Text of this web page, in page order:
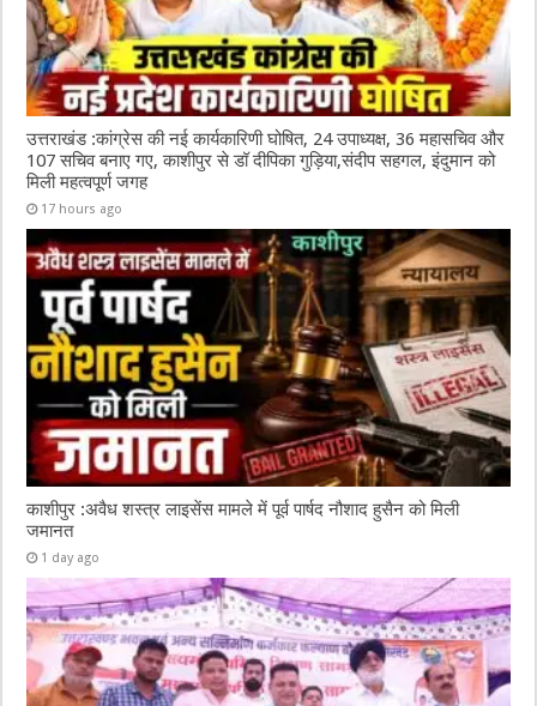
उत्तराखंड :कांग्रेस की नई कार्यकारिणी घोषित, 24 उपाध्यक्ष, 36 महासचिव और
107 सचिव बनाए गए, काशीपुर से डॉ दीपिका गुड़िया,संदीप सहगल, इंदुमान को
मिली महत्वपूर्ण जगह
17 hours ago
काशीपुर :अवैध शस्त्र लाइसेंस मामले में पूर्व पार्षद नौशाद हुसैन को मिली
जमानत
1 day ago